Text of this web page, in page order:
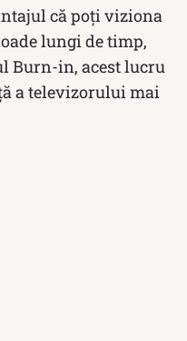
că poți viziona
lungi de timp,
Burn-in, acest lucru
a televizorului mai